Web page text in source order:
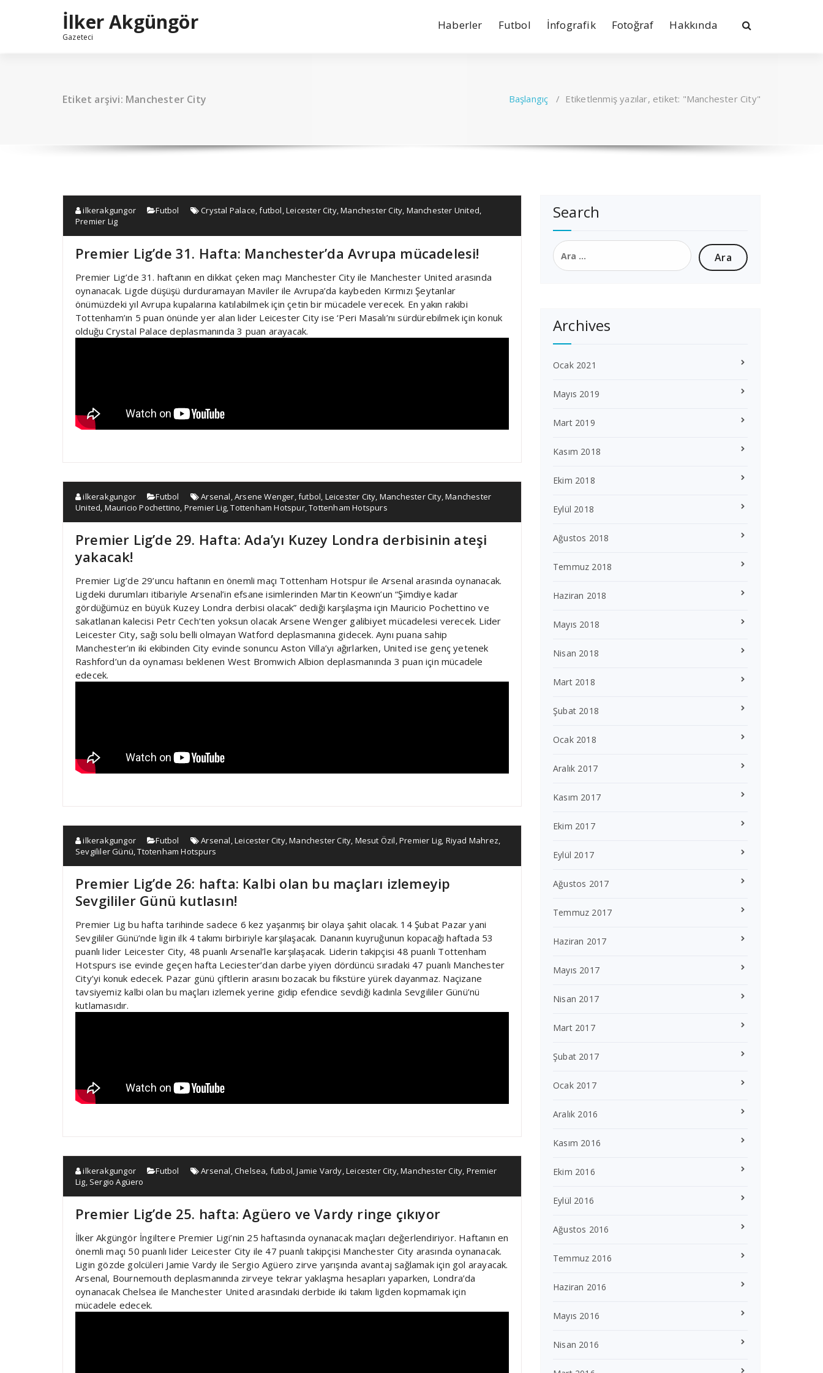
İlker Akgüngör
Gazeteci
Haberler Futbol İnfografik Fotoğraf Hakkında
Etiket arşivi: Manchester City Başlangıç / Etiketlenmiş yazılar, etiket: "Manchester City"
ilkerakgungor Futbol Crystal Palace,futbol,Leicester City,Manchester City, Manchester United,
Premier Lig
Premier Lig’de 31. Hafta: Manchester’da Avrupa mücadelesi!
Premier Lig’de 31. haftanın en dikkat çeken maçı Manchester City ile Manchester United arasında
oynanacak. Ligde düşüşü durduramayan Maviler ile Avrupa’da kaybeden Kırmızı Şeytanlar
önümüzdeki yıl Avrupa kupalarına katılabilmek için çetin bir mücadele verecek. En yakın rakibi
Tottenham’ın 5 puan önünde yer alan lider Leicester City ise ‘Peri Masalı’nı sürdürebilmek için konuk
olduğu Crystal Palace deplasmanında 3 puan arayacak.
ilkerakgungor Futbol Arsenal,Arsene Wenger,futbol, Leicester City, Manchester City,Manchester
United, Mauricio Pochettino, Premier Lig,Tottenham Hotspur,Tottenham Hotspurs
Premier Lig’de 29. Hafta: Ada’yı Kuzey Londra derbisinin ateşi
yakacak!
Premier Lig’de 29’uncu haftanın en önemli maçı Tottenham Hotspur ile Arsenal arasında oynanacak.
Ligdeki durumları itibariyle Arsenal’in efsane isimlerinden Martin Keown’un “Şimdiye kadar
gördüğümüz en büyük Kuzey Londra derbisi olacak” dediği karşılaşma için Mauricio Pochettino ve
sakatlanan kalecisi Petr Cech’ten yoksun olacak Arsene Wenger galibiyet mücadelesi verecek. Lider
Leicester City, sağı solu belli olmayan Watford deplasmanına gidecek. Aynı puana sahip
Manchester’ın iki ekibinden City evinde sonuncu Aston Villa’yı ağırlarken, United ise genç yetenek
Rashford’un da oynaması beklenen West Bromwich Albion deplasmanında 3 puan için mücadele
edecek.
ilkerakgungor Futbol Arsenal,Leicester City,Manchester City, Mesut Özil,Premier Lig, Riyad Mahrez,
Sevgililer Günü,Ttotenham Hotspurs
Premier Lig’de 26: hafta: Kalbi olan bu maçları izlemeyip
Sevgililer Günü kutlasın!
Premier Lig bu hafta tarihinde sadece 6 kez yaşanmış bir olaya şahit olacak. 14 Şubat Pazar yani
Sevgililer Günü’nde ligin ilk 4 takımı birbiriyle karşılaşacak. Dananın kuyruğunun kopacağı haftada 53
puanlı lider Leicester City, 48 puanlı Arsenal’le karşılaşacak. Liderin takipçisi 48 puanlı Tottenham
Hotspurs ise evinde geçen hafta Leciester’dan darbe yiyen dördüncü sıradaki 47 puanlı Manchester
City’yi konuk edecek. Pazar günü çiftlerin arasını bozacak bu fikstüre yürek dayanmaz. Naçizane
tavsiyemiz kalbi olan bu maçları izlemek yerine gidip efendice sevdiği kadınla Sevgililer Günü’nü
kutlamasıdır.
ilkerakgungor Futbol Arsenal,Chelsea, futbol,Jamie Vardy,Leicester City,Manchester City, Premier
Lig, Sergio Agüero
Premier Lig’de 25. hafta: Agüero ve Vardy ringe çıkıyor
İlker Akgüngör İngiltere Premier Ligi’nin 25 haftasında oynanacak maçları değerlendiriyor. Haftanın en
önemli maçı 50 puanlı lider Leicester City ile 47 puanlı takipçisi Manchester City arasında oynanacak.
Ligin gözde golcüleri Jamie Vardy ile Sergio Agüero zirve yarışında avantaj sağlamak için gol arayacak.
Arsenal, Bournemouth deplasmanında zirveye tekrar yaklaşma hesapları yaparken, Londra’da
oynanacak Chelsea ile Manchester United arasındaki derbide iki takım ligden kopmamak için
mücadele edecek.
Search
Arama:
Archives
Ocak 2021
Mayıs 2019
Mart 2019
Kasım 2018
Ekim 2018
Eylül 2018
Ağustos 2018
Temmuz 2018
Haziran 2018
Mayıs 2018
Nisan 2018
Mart 2018
Şubat 2018
Ocak 2018
Aralık 2017
Kasım 2017
Ekim 2017
Eylül 2017
Ağustos 2017
Temmuz 2017
Haziran 2017
Mayıs 2017
Nisan 2017
Mart 2017
Şubat 2017
Ocak 2017
Aralık 2016
Kasım 2016
Ekim 2016
Eylül 2016
Ağustos 2016
Temmuz 2016
Haziran 2016
Mayıs 2016
Nisan 2016